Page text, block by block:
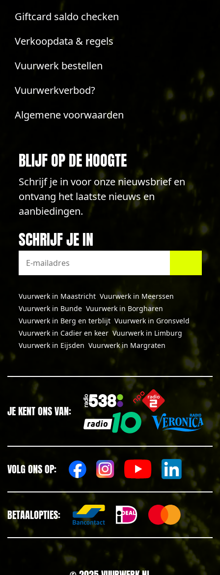
Giftcard saldo checken
Verkoopdata & regels
Vuurwerk bestellen
Vuurwerkverbod?
Algemene voorwaarden
BLIJF OP DE HOOGTE
Schrijf je in voor onze nieuwsbrief en
ontvang het laatste nieuws en
aanbiedingen.
SCHRIJF JE IN
Vuurwerk in Maastricht Vuurwerk in Meerssen
Vuurwerk in Bunde Vuurwerk in Borgharen
Vuurwerk in Berg en terblijt Vuurwerk in Gronsveld
Vuurwerk in Cadier en keer Vuurwerk in Limburg
Vuurwerk in Eijsden Vuurwerk in Margraten
JE KENT ONS VAN:
VOLG ONS OP:
BETAALOPTIES: